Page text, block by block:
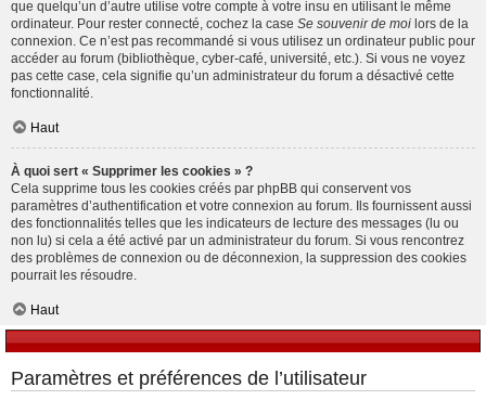
que quelqu’un d’autre utilise votre compte à votre insu en utilisant le même
ordinateur. Pour rester connecté, cochez la case Se souvenir de moi lors de la
connexion. Ce n’est pas recommandé si vous utilisez un ordinateur public pour
accéder au forum (bibliothèque, cyber-café, université, etc.). Si vous ne voyez
pas cette case, cela signifie qu’un administrateur du forum a désactivé cette
fonctionnalité.
Haut
À quoi sert « Supprimer les cookies » ?
Cela supprime tous les cookies créés par phpBB qui conservent vos
paramètres d’authentification et votre connexion au forum. Ils fournissent aussi
des fonctionnalités telles que les indicateurs de lecture des messages (lu ou
non lu) si cela a été activé par un administrateur du forum. Si vous rencontrez
des problèmes de connexion ou de déconnexion, la suppression des cookies
pourrait les résoudre.
Haut
Paramètres et préférences de l’utilisateur